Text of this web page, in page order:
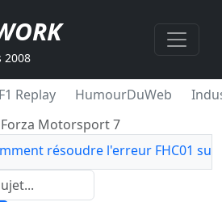
2008
F1 Replay HumourDuWeb
Forza Motorsport 7
résoudre l'erreur FHC01 sur